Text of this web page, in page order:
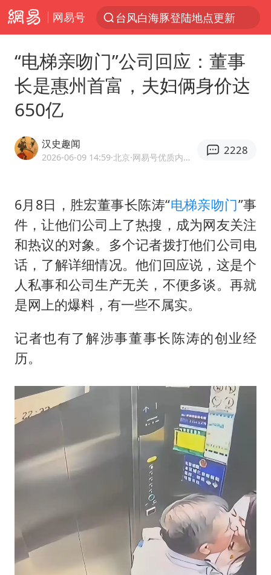
网易号
台风白海豚登陆地点更新
看守所辅警收受10万获刑1年
台风白海豚进入48小时警戒线
多地要求领导干部带头休假
中方回应是否在太平洋海底开采稀土
27岁女子成组织卖淫集团主犯被通缉
法国将禁止“未经同意的电话营销”
80后女柜员逆袭成4200亿银行副行长
女子利用漏洞0元薅走3000多件家电
今年已有4位周星驰电影配角去世
把党建设得更加坚强有力
奋进开新局 实干挑大梁
“电梯亲吻门”公司回应：董事
长是惠州首富，夫妇俩身价达
650亿
汉史趣闻
2026-06-09 14:59·北京 ·网易号优质内容创作者
2228
6月8日，胜宏董事长陈涛“电梯亲吻门”事
件，让他们公司上了热搜，成为网友关注
和热议的对象。多个记者拨打他们公司电
话，了解详细情况。他们回应说，这是个
人私事和公司生产无关，不便多谈。再就
是网上的爆料，有一些不属实。
记者也有了解涉事董事长陈涛的创业经
历。